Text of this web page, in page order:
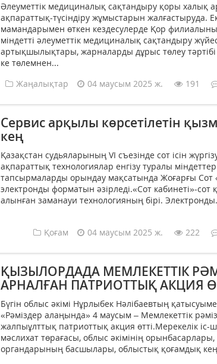
Әлеуметтік медициналық сақтандыру қоры халық
ақпараттық-түсіндіру жұмыстарын жалғастыруда.
мамандарымен өткен кездесулерде Қор
міндетті әлеуметтік медициналық сақтандыру
артықшылықтары, жарналарды дұрыс төлеу
ке төлемнен...
Жаңалықтар
04 маусым 2025 ж. 191
Сервис арқылы көрсетілетін
кең
Қазақстан судьяларының VI съезінде сот ісін
ақпараттық технологиялар енгізу туралы
тапсырмаларды орындау мақсатында Жоғарғы Сот
электронды форматын әзірледі.«Сот кабинеті»-
алынған заманауи технологияның бірі.
Қоғам 04 маусым 2025 ж. 222
ҚЫЗЫЛОРДАДА МЕМЛЕКЕТТІК
АРНАЛҒАН ПАТРИОТТЫҚ АКЦИЯ
Бүгін облыс әкімі Нұрлыбек Нәлібаевтың
«Рәміздер алаңында» 4 маусым – Мемлекеттік
жалпыұлттық патриоттық акция өтті.Мерекелік іс-
мәслихат төрағасы, облыс әкімінің
органдарының басшылары, облыстық қоғамдық